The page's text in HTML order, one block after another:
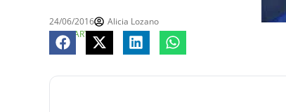
24/06/2016
Alicia Lozano
COMPARTE